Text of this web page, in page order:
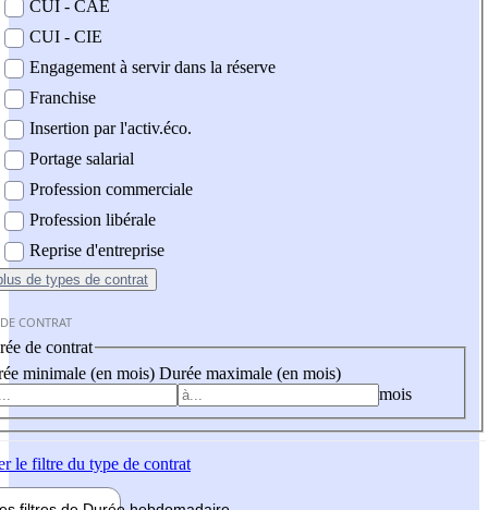
CUI - CAE
CUI - CIE
Engagement à servir dans la réserve
Franchise
Insertion par l'activ.éco.
Portage salarial
Profession commerciale
Profession libérale
Reprise d'entreprise
de types de contrat
CONTRAT
de contrat
minimale (en mois) Durée maximale (en mois)
mois
le filtre du type de contrat